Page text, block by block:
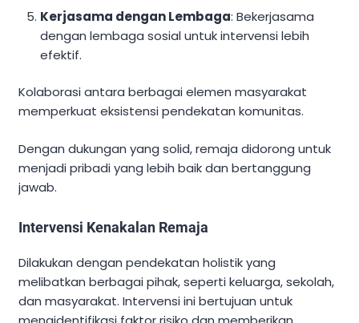
Kerjasama dengan Lembaga: Bekerjasama
dengan lembaga sosial untuk intervensi lebih
efektif.
Kolaborasi antara berbagai elemen masyarakat
memperkuat eksistensi pendekatan komunitas.
Dengan dukungan yang solid, remaja didorong untuk
menjadi pribadi yang lebih baik dan bertanggung
jawab.
Intervensi Kenakalan Remaja
Dilakukan dengan pendekatan holistik yang
melibatkan berbagai pihak, seperti keluarga, sekolah,
dan masyarakat. Intervensi ini bertujuan untuk